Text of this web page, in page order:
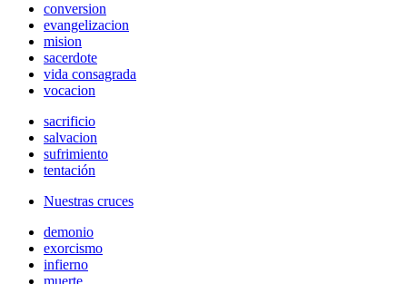
conversion
evangelizacion
mision
sacerdote
vida consagrada
vocacion
sacrificio
salvacion
sufrimiento
tentación
Nuestras cruces
demonio
exorcismo
infierno
muerte